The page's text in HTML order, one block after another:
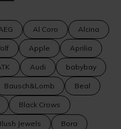
Al Coro Alcina
Apple Aprilia
Audi babybay
Bausch&Lomb Beal
Black Crows
Jewels Bora